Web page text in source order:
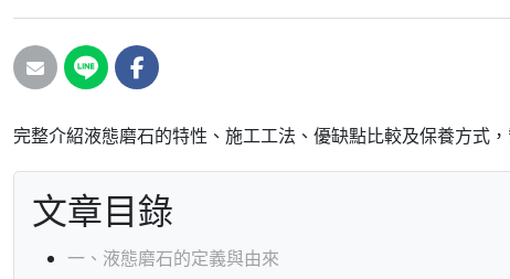
完整介紹液態磨石的特性、施工工法、優缺點比較及保養方式
文章目錄
一、液態磨石的定義與由來